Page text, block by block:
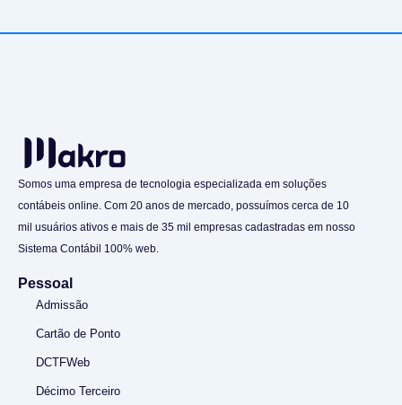
Somos uma empresa de tecnologia especializada em soluções
contábeis online. Com 20 anos de mercado, possuímos cerca de 10
mil usuários ativos e mais de 35 mil empresas cadastradas em nosso
Sistema Contábil 100% web.
Pessoal
Admissão
Cartão de Ponto
DCTFWeb
Décimo Terceiro